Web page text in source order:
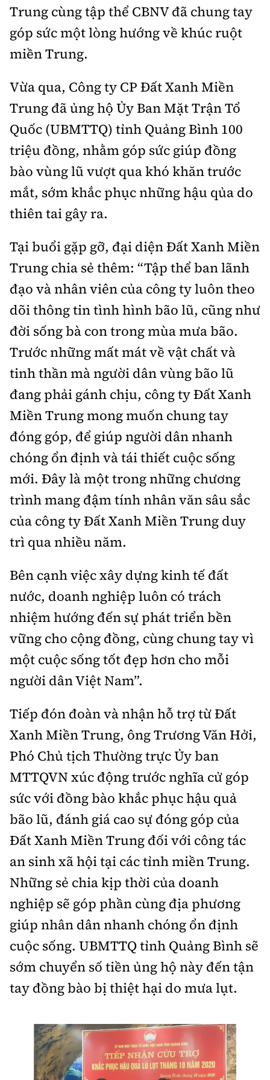
Nhà thầu
Mời thầu - Đấu thầu
Thi viết về GTVT
Gương sáng giao thông
Âm nhạc
Hậu trường sao
360 độ thể thao
Sản phẩm mới
Tư vấn
Thế giới
Thời sự Quốc tế
Thế giới giao thông
Thế giới xây dựng
Đi ++
Khám phá
Lối sống
Ẩm thực
Video
Thời sự
Khám phá
Camera giao thông
Câu chuyện giao thông
Cơ quan chủ quản: Bộ Xây dựng
Giấy phép số: 03/GP-BVHTTDL, cấp ngày 1/4/2025.
Hà Nội.
Tổng biên tập: Nguyễn Thị Hồng Nga
Phó Tổng biên tập:
Nguyễn Sơn Tùng,
Nguyễn Đức Thắng, La Đức Hùng
Hotline:
0901 514 799
Quảng cáo và Phát hành:
0915 057 282
Email:bandoc@baoxaydung.vn
Cấm sao chép dưới mọi hình thức nếu không có sự
chấp thuận bằng văn bản.
soạn
Trung cùng tập thể CBNV đã chung tay
góp sức một lòng hướng về khúc ruột
miền Trung.
Vừa qua, Công ty CP Đất Xanh Miền
Trung đã ủng hộ Ủy Ban Mặt Trận Tổ
Quốc (UBMTTQ) tỉnh Quảng Bình 100
triệu đồng, nhằm góp sức giúp đồng
bào vùng lũ vượt qua khó khăn trước
mắt, sớm khắc phục những hậu qủa do
thiên tai gây ra.
Tại buổi gặp gỡ, đại diện Đất Xanh Miền
Trung chia sẻ thêm: “Tập thể ban lãnh
đạo và nhân viên của công ty luôn theo
dõi thông tin tình hình bão lũ, cũng như
đời sống bà con trong mùa mưa bão.
Trước những mất mát về vật chất và
tinh thần mà người dân vùng bão lũ
đang phải gánh chịu, công ty Đất Xanh
Miền Trung mong muốn chung tay
đóng góp, để giúp người dân nhanh
chóng ổn định và tái thiết cuộc sống
mới. Đây là một trong những chương
trình mang đậm tính nhân văn sâu sắc
của công ty Đất Xanh Miền Trung duy
trì qua nhiều năm.
Bên cạnh việc xây dựng kinh tế đất
nước, doanh nghiệp luôn có trách
nhiệm hướng đến sự phát triển bền
vững cho cộng đồng, cùng chung tay vì
một cuộc sống tốt đẹp hơn cho mỗi
người dân Việt Nam”.
Tiếp đón đoàn và nhận hỗ trợ từ Đất
Xanh Miền Trung, ôngTrương Văn Hởi,
Phó Chủ tịch Thường trực Ủy ban
MTTQVNxúc động trước nghĩa cử góp
sức với đồng bào khắc phục hậu quả
bão lũ, đánh giá cao sự đóng góp của
Đất Xanh Miền Trung đối với công tác
an sinh xã hội tại các tỉnh miền Trung.
Những sẻ chia kịp thời của doanh
nghiệp sẽ góp phần cùng địa phương
giúp nhân dân nhanh chóng ổn định
cuộc sống. UBMTTQ tỉnh Quảng Bình sẽ
sớm chuyển số tiền ủng hộ này đến tận
tay đồng bào bị thiệt hại do mưa lụt.